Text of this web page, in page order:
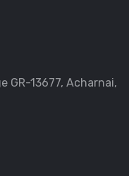
GR-13677, Acharnai,